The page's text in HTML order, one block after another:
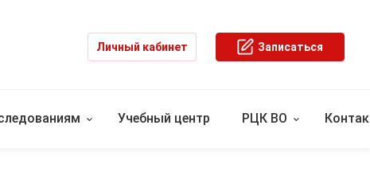
Личный кабинет Записаться
Учебный центр РЦК ВО